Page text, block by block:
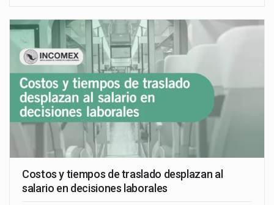
Costos y tiempos de traslado desplazan al
salario en decisiones laborales